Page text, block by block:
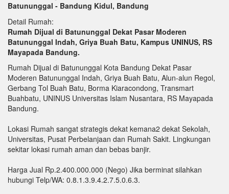
Batununggal - Bandung Kidul, Bandung
Detail Rumah:
Rumah Dijual di Batununggal Dekat Pasar Moderen
Batununggal Indah, Griya Buah Batu, Kampus UNINUS, RS
Mayapada Bandung.
Rumah Dijual di Batununggal Kota Bandung Dekat Pasar
Moderen Batununggal Indah, Griya Buah Batu, Alun-alun Regol,
Gerbang Tol Buah Batu, Borma Kiaracondong, Transmart
Buahbatu, UNINUS Universitas Islam Nusantara, RS Mayapada
Bandung.
Lokasi Rumah sangat strategis dekat kemana2 dekat Sekolah,
Universitas, Pusat Perbelanjaan dan Rumah Sakit. Lingkungan
sekitar lokasi rumah aman dan bebas banjir.
Harga Jual Rp.2.400.000.000 (Nego) Jika berminat silahkan
hubungi Telp/WA: 0.8.1.3.9.4.2.7.5.0.6.3.